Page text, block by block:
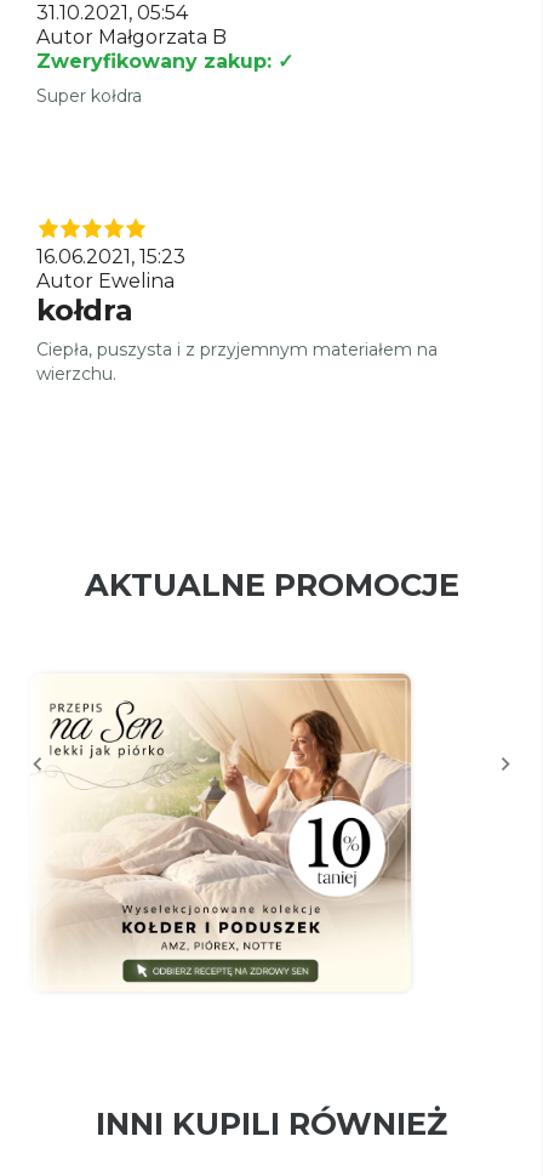
31.10.2021, 05:54
Autor Małgorzata B
Zweryfikowany zakup: ✓
Super kołdra
16.06.2021, 15:23
Autor Ewelina
kołdra
Ciepła, puszysta i z przyjemnym materiałem na
wierzchu.
AKTUALNE PROMOCJE
INNI KUPILI RÓWNIEŻ